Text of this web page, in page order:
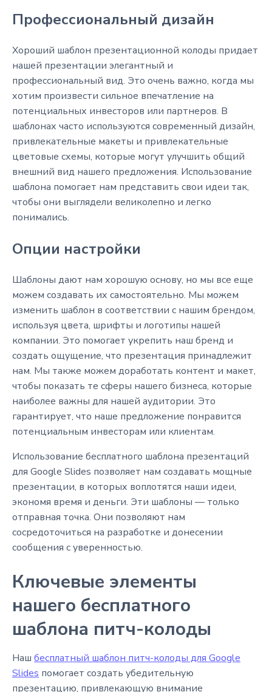
Профессиональный дизайн
Хороший шаблон презентационной колоды придает
нашей презентации элегантный и
профессиональный вид. Это очень важно, когда мы
хотим произвести сильное впечатление на
потенциальных инвесторов или партнеров. В
шаблонах часто используются современный дизайн,
привлекательные макеты и привлекательные
цветовые схемы, которые могут улучшить общий
внешний вид нашего предложения. Использование
шаблона помогает нам представить свои идеи так,
чтобы они выглядели великолепно и легко
понимались.
Опции настройки
Шаблоны дают нам хорошую основу, но мы все еще
можем создавать их самостоятельно. Мы можем
изменить шаблон в соответствии с нашим брендом,
используя цвета, шрифты и логотипы нашей
компании. Это помогает укрепить наш бренд и
создать ощущение, что презентация принадлежит
нам. Мы также можем доработать контент и макет,
чтобы показать те сферы нашего бизнеса, которые
наиболее важны для нашей аудитории. Это
гарантирует, что наше предложение понравится
потенциальным инвесторам или клиентам.
Использование бесплатного шаблона презентаций
для Google Slides позволяет нам создавать мощные
презентации, в которых воплотятся наши идеи,
экономя время и деньги. Эти шаблоны — только
отправная точка. Они позволяют нам
сосредоточиться на разработке и донесении
сообщения с уверенностью.
Ключевые элементы
нашего бесплатного
шаблона питч-колоды
Наш бесплатный шаблон питч-колоды для Google
Slides помогает создать убедительную
презентацию, привлекающую внимание